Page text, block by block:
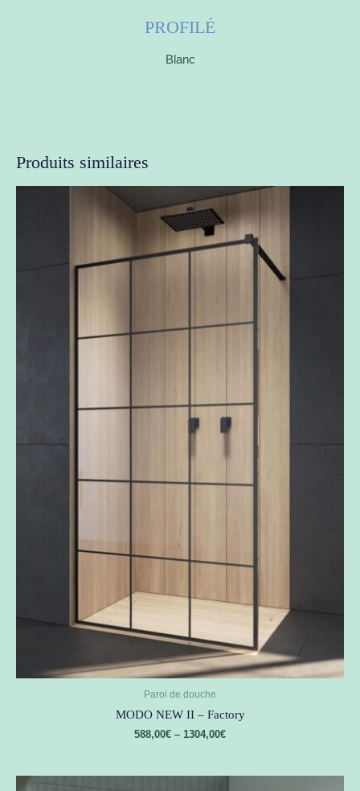
PROFILÉ
Blanc
Produits similaires
Paroi de douche
MODO NEW II – Factory
588,00€ – 1304,00€